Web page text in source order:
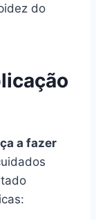
do
a fazer